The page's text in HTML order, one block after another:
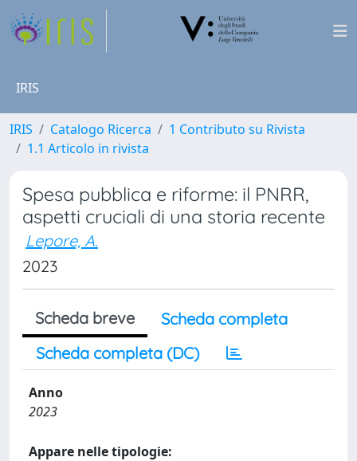
IRIS
IRIS Catalogo Ricerca
1 Contributo su Rivista
1.1 Articolo in rivista
Spesa pubblica e riforme: il PNRR,
aspetti cruciali di una storia recente
Lepore, A.
2023
Scheda breve
Scheda completa
Scheda completa (DC)
Anno
2023
Appare nelle tipologie: